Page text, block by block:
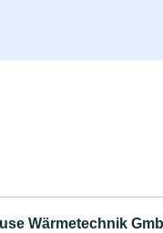
Wärmetechnik